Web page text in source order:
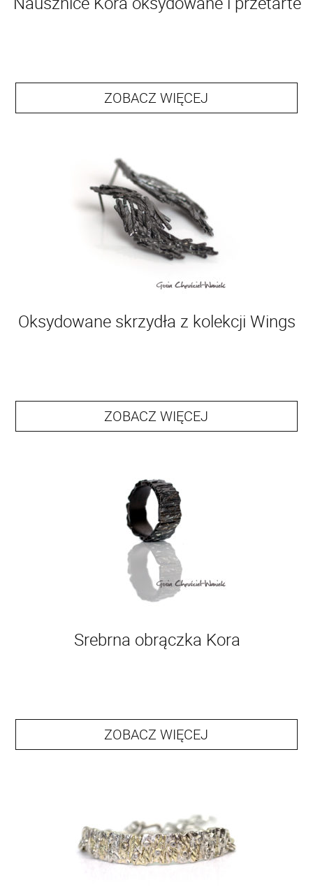
ZOBACZ WIĘCEJ
Oksydowane skrzydła z kolekcji Wings
ZOBACZ WIĘCEJ
Srebrna obrączka Kora
ZOBACZ WIĘCEJ